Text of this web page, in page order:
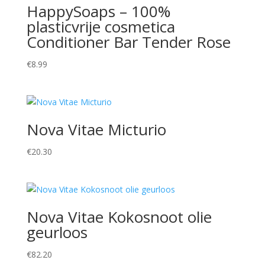
HappySoaps – 100%
plasticvrije cosmetica
Conditioner Bar Tender Rose
€8.99
Nova Vitae Micturio
€20.30
Nova Vitae Kokosnoot olie
geurloos
€82.20